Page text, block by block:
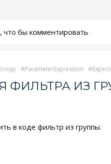
, что бы комментировать
ParameterExpression
ФИЛЬТРА ИЗ
в коде фильтр из группы.